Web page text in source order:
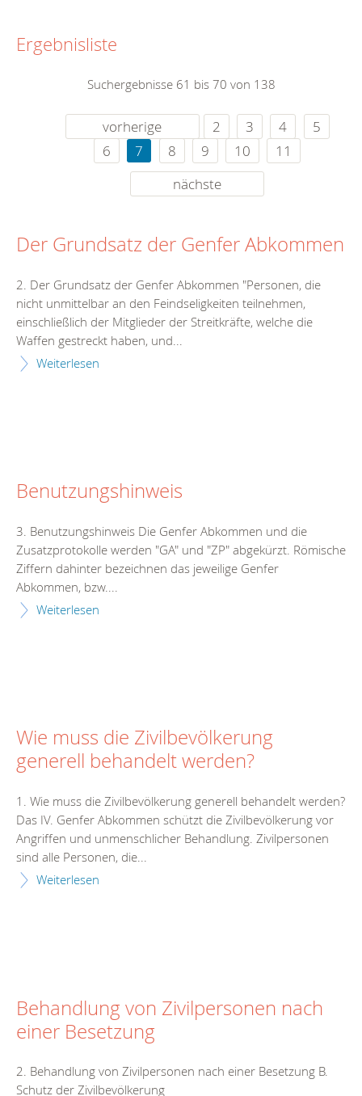
Ergebnisliste
Suchergebnisse 61 bis 70 von 138
vorherige 2 3 4
5
6
7 8 9 10
11
nächste
Der Grundsatz der Genfer Abkommen
2. Der Grundsatz der Genfer Abkommen "Personen, die
nicht unmittelbar an den Feindseligkeiten teilnehmen,
einschließlich der Mitglieder der Streitkräfte, welche die
Waffen gestreckt haben, und...
Weiterlesen
Benutzungshinweis
3. Benutzungshinweis Die Genfer Abkommen und die
Zusatzprotokolle werden "GA" und "ZP" abgekürzt. Römische
Ziffern dahinter bezeichnen das jeweilige Genfer
Abkommen, bzw....
Weiterlesen
Wie muss die Zivilbevölkerung
generell behandelt werden?
1. Wie muss die Zivilbevölkerung generell behandelt werden?
Das IV. Genfer Abkommen schützt die Zivilbevölkerung vor
Angriffen und unmenschlicher Behandlung. Zivilpersonen
sind alle Personen, die...
Weiterlesen
Behandlung von Zivilpersonen nach
einer Besetzung
2. Behandlung von Zivilpersonen nach einer Besetzung B.
Schutz der Zivilbevölkerung